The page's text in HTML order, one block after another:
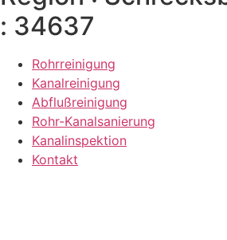
: 34637
Rohrreinigung
Kanalreinigung
Abflußreinigung
Rohr-Kanalsanierung
Kanalinspektion
Kontakt